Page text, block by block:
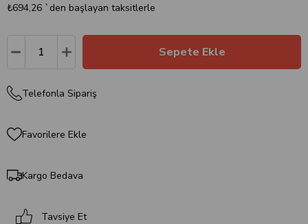
₺694,26 `den başlayan taksitlerle
Telefonla Sipariş
Favorilere Ekle
Kargo Bedava
Tavsiye Et